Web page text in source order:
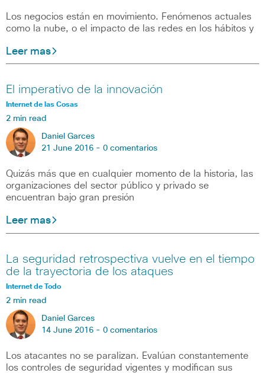
Los negocios están en movimiento. Fenómenos actuales
como la nube, o el impacto de las redes en los hábitos y
Leer mas
El imperativo de la innovación
Internet de las Cosas
2 min read
Daniel Garces
21 June 2016 - 0 comentarios
Quizás más que en cualquier momento de la historia, las
organizaciones del sector público y privado se
encuentran bajo gran presión
Leer mas
La seguridad retrospectiva vuelve en el tiempo
de la trayectoria de los ataques
Internet de Todo
2 min read
Daniel Garces
14 June 2016 - 0 comentarios
Los atacantes no se paralizan. Evalúan constantemente
los controles de seguridad vigentes y modifican sus